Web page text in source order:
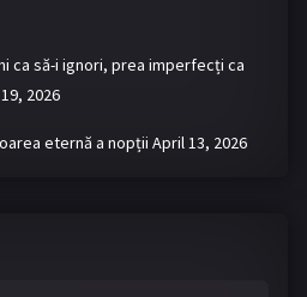
ca să-i ignori, prea imperfecți ca
2026
eternă a nopții April 13, 2026